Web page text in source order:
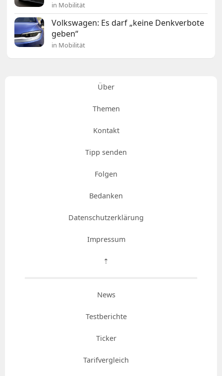
in Mobilität
Volkswagen: Es darf „keine Denkverbote
geben“
in Mobilität
Über
Themen
Kontakt
Tipp senden
Folgen
Bedanken
Datenschutzerklärung
Impressum
⇡
News
Testberichte
Ticker
Tarifvergleich